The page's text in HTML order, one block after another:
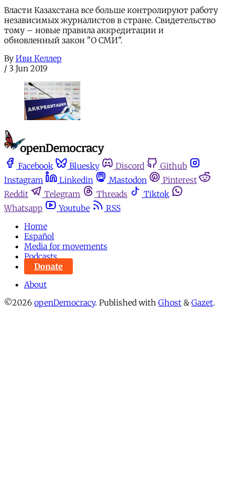
Власти Казахстана все больше контролируют работу
независимых журналистов в стране. Свидетельство
тому – новые правила аккредитации и
обновленный закон "О СМИ".
By Иви Келлер
/ 3 Jun 2019
Facebook Bluesky Discord
Github
Instagram
Linkedin Mastodon
Pinterest
Reddit
Telegram Threads
Tiktok
Whatsapp
Youtube
RSS
Home
Español
Media for movements
Podcasts
Donate
About
©2026 openDemocracy. Published with Ghost & Gazet.